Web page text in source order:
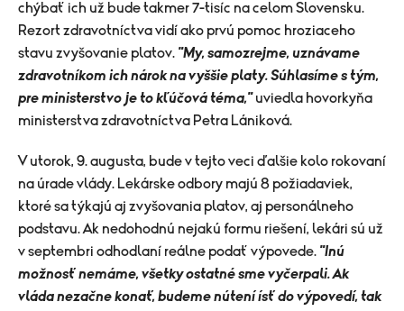
chýbať ich už bude takmer 7-tisíc na celom Slovensku.
Rezort zdravotníctva vidí ako prvú pomoc hroziaceho
stavu zvyšovanie platov. "My, samozrejme, uznávame
zdravotníkom ich nárok na vyššie platy. Súhlasíme s tým,
pre ministerstvo je to kľúčová téma," uviedla hovorkyňa
ministerstva zdravotníctva Petra Lániková.
V utorok, 9. augusta, bude v tejto veci ďalšie kolo rokovaní
na úrade vlády. Lekárske odbory majú 8 požiadaviek,
ktoré sa týkajú aj zvyšovania platov, aj personálneho
podstavu. Ak nedohodnú nejakú formu riešení, lekári sú už
v septembri odhodlaní reálne podať výpovede. "Inú
možnosť nemáme, všetky ostatné sme vyčerpali. Ak
vláda nezačne konať, budeme nútení ísť do výpovedí, tak